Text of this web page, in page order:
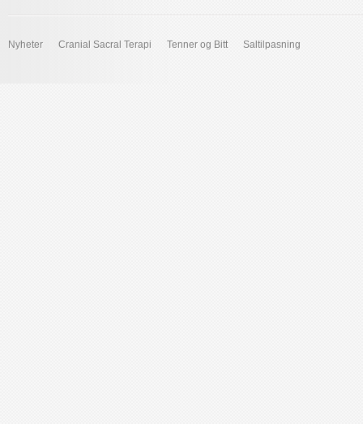
Nyheter Cranial Sacral Terapi Tenner og Bitt Saltilpasning